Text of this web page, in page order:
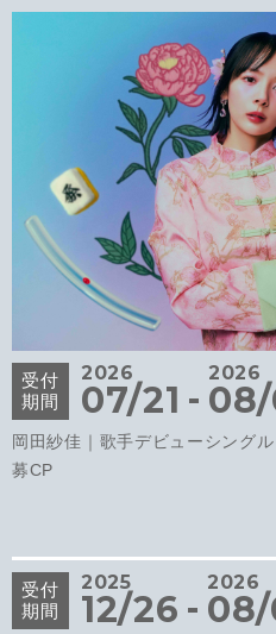
受付
期間
2026
07/21 -
2026
岡田紗佳｜歌手デビューシング
募CP
受付
期間
2025
12/26 -
2026